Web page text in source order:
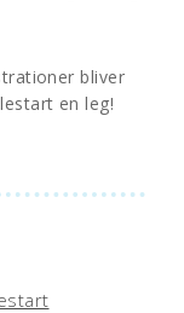
bliver
en leg!